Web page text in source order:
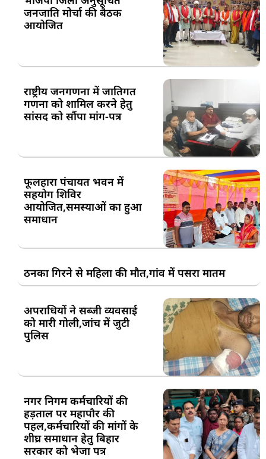
जनजाति मोर्चा की बैठक
आयोजित
राष्ट्रीय जनगणना में जातिगत
गणना को शामिल करने हेतु
सांसद को सौंपा मांग-पत्र
फूलहारा पंचायत भवन में
सहयोग शिविर
आयोजित,समस्याओं का हुआ
समाधान
ठनका गिरने से महिला की मौत,गांव में पसरा मातम
अपराधियों ने सब्जी व्यवसाई
को मारी गोली,जांच में जुटी
पुलिस
नगर निगम कर्मचारियों की
हड़ताल पर महापौर की
पहल,कर्मचारियों की मांगों के
शीघ्र समाधान हेतु बिहार
सरकार को भेजा पत्र